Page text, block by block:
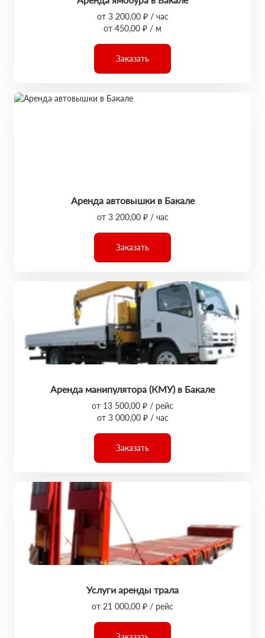
от 3 200,00 ₽ / час
от 450,00 ₽ / м
Заказать
Аренда автовышки в Бакале
от 3 200,00 ₽ / час
Заказать
Аренда манипулятора (КМУ) в Бакале
от 13 500,00 ₽ / рейс
от 3 000,00 ₽ / час
Заказать
Услуги аренды трала
от 21 000,00 ₽ / рейс